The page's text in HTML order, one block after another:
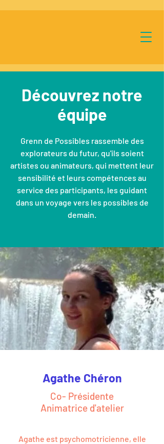
Découvrez notre
équipe
Grenn de Possibles rassemble des
explorateurs du futur, qu'ils soient
artistes ou animateurs, qui mettent leur
sensibilité et leurs compétences au
service des participants, les guidant
dans un voyage vers les possibles de
demain.
Agathe Chéron
Co- Présidente
Animatrice d'atelier
Agathe est psychomotricienne, elle